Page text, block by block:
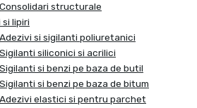
Consolidari structurale
si lipiri
Adezivi si sigilanti poliuretanici
Sigilanti siliconici si acrilici
Sigilanti si benzi pe baza de butil
Sigilanti si benzi pe baza de bitum
Adezivi elastici si pentru parchet